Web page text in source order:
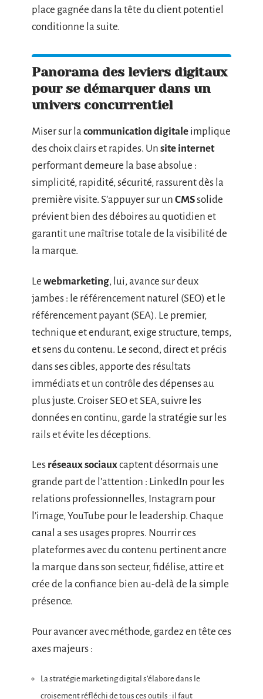
place gagnée dans la tête du client potentiel
conditionne la suite.
Panorama des leviers digitaux
pour se démarquer dans un
univers concurrentiel
Miser sur la communication digitale implique
des choix clairs et rapides. Un site internet
performant demeure la base absolue :
simplicité, rapidité, sécurité, rassurent dès la
première visite. S’appuyer sur un CMSsolide
prévient bien des déboires au quotidien et
garantit une maîtrise totale de la visibilité de
la marque.
Le webmarketing, lui, avance sur deux
jambes : le référencement naturel (SEO) et le
référencement payant (SEA). Le premier,
technique et endurant, exige structure, temps,
et sens du contenu. Le second, direct et précis
dans ses cibles, apporte des résultats
immédiats et un contrôle des dépenses au
plus juste. Croiser SEO et SEA, suivre les
données en continu, garde la stratégie sur les
rails et évite les déceptions.
Les réseaux sociauxcaptent désormais une
grande part de l’attention : LinkedIn pour les
relations professionnelles, Instagram pour
l’image, YouTube pour le leadership. Chaque
canal a ses usages propres. Nourrir ces
plateformes avec du contenu pertinent ancre
la marque dans son secteur, fidélise, attire et
crée de la confiance bien au-delà de la simple
présence.
Pour avancer avec méthode, gardez en tête ces
axes majeurs :
La stratégie marketing digital s’élabore dans le
croisement réfléchi de tous ces outils : il faut